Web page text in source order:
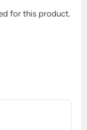
for this product.